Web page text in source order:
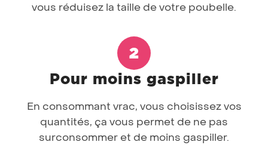
vous réduisez la taille de votre poubelle.
Pour moins gaspiller
En consommant vrac, vous choisissez vos
quantités, ça vous permet de ne pas
surconsommer et de moins gaspiller.